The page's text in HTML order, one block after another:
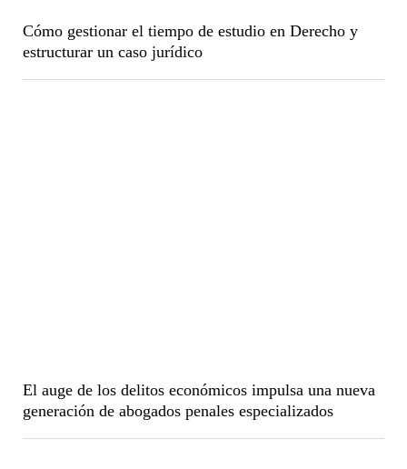
Cómo gestionar el tiempo de estudio en Derecho y
estructurar un caso jurídico
El auge de los delitos económicos impulsa una nueva
generación de abogados penales especializados